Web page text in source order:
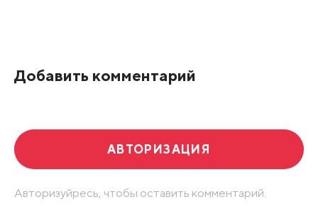
Добавить комментарий
АВТОРИЗАЦИЯ
Авторизуйресь, чтобы оставить комментарий.